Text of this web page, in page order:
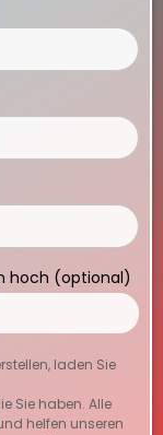
hoch (optional)
laden Sie
Sie haben. Alle
helfen unseren